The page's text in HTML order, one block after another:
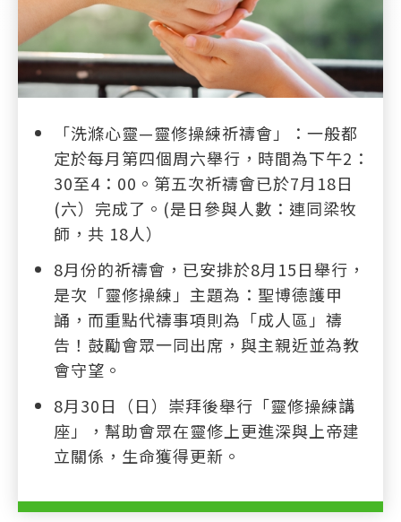
「洗滌心靈—靈修操練祈禱會」：一般都
定於每月第四個周六舉行，時間為下午2：
30至4：00。第五次祈禱會已於7月18日
(六）完成了。(是日參與人數：連同梁牧
師，共 18人）
8月份的祈禱會，已安排於8月15日舉行，
是次「靈修操練」主題為：聖博德護甲
誦，而重點代禱事項則為「成人區」禱
告！鼓勵會眾一同出席，與主親近並為教
會守望。
8月30日（日）崇拜後舉行「靈修操練講
座」，幫助會眾在靈修上更進深與上帝建
立關係，生命獲得更新。